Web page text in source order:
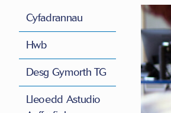
Cyfadrannau
Hwb
Desg Gymorth TG
Lleoedd Astudio